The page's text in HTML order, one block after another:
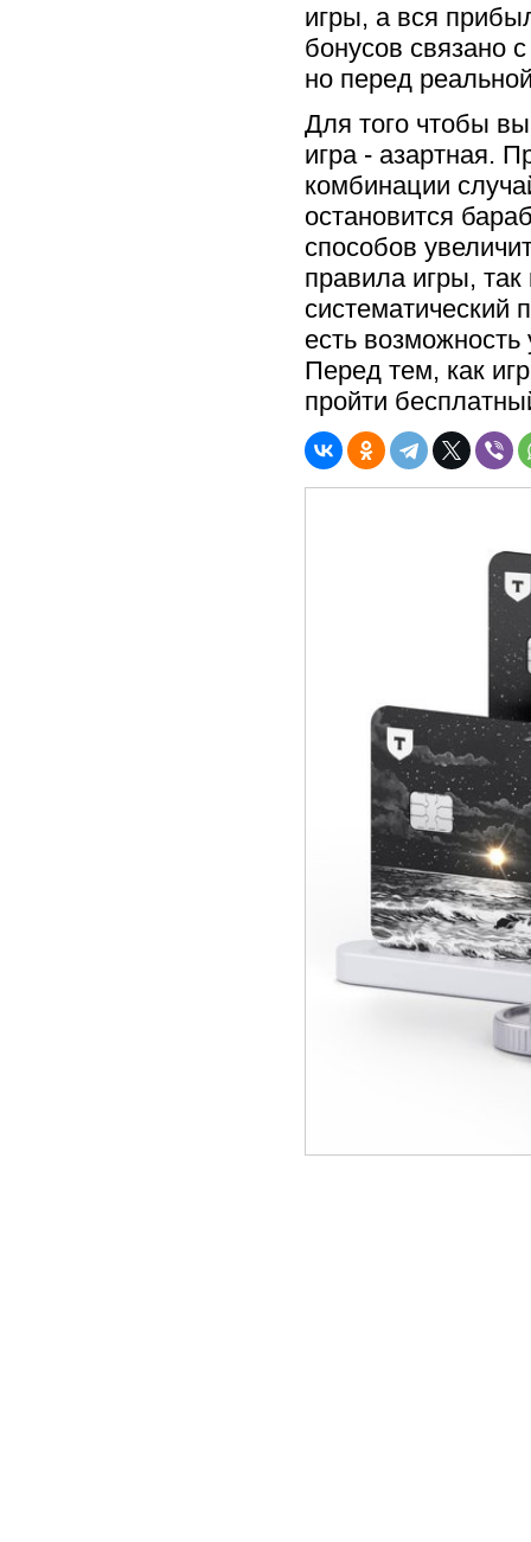
игры, а вся
бонусов связано
но перед
Для того чтобы
игра - азартная.
комбинации
остановится
способов
правила игры,
систематический
есть возможность
Перед тем, как
пройти